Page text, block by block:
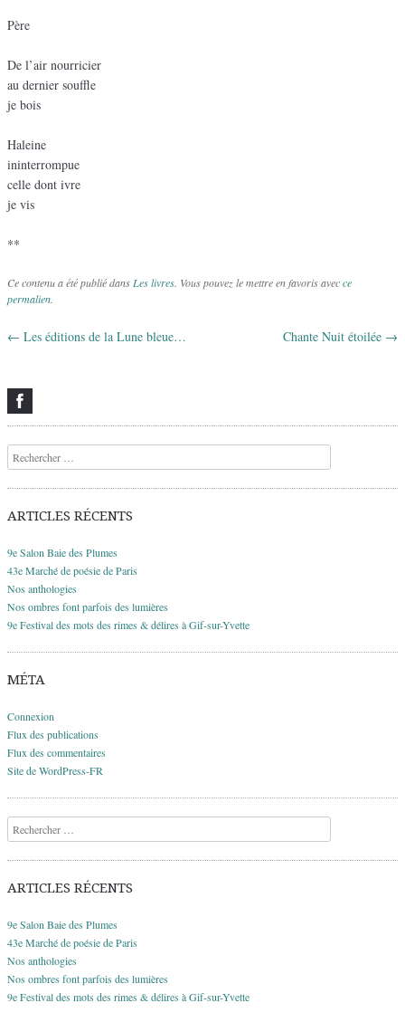
Père
De l’air nourricier
au dernier souffle
je bois
Haleine
ininterrompue
celle dont ivre
je vis
**
Ce contenu a été publié dansLes livres. Vous pouvez le mettre en favoris avecce
permalien.
Navigation des articles
← Les éditions de la Lune bleue… Chante Nuit étoilée →
Recherche
ARTICLES RÉCENTS
9e Salon Baie des Plumes
43e Marché de poésie de Paris
Nos anthologies
Nos ombres font parfois des lumières
9e Festival des mots des rimes & délires à Gif-sur-Yvette
MÉTA
Connexion
Flux des publications
Flux des commentaires
Site de WordPress-FR
Recherche
ARTICLES RÉCENTS
9e Salon Baie des Plumes
43e Marché de poésie de Paris
Nos anthologies
Nos ombres font parfois des lumières
9e Festival des mots des rimes & délires à Gif-sur-Yvette